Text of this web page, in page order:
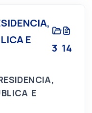
E
3 14
E